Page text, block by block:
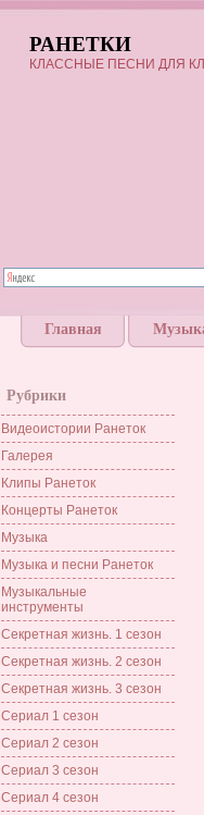
РАНЕТКИ
КЛАССНЫЕ ПЕСНИ ДЛЯ
Главная
Рубрики
Видеоистории Ранеток
Галерея
Клипы Ранеток
Концерты Ранеток
Музыка
Музыка и песни Ранеток
Музыкальные
инструменты
Секретная жизнь. 1 сезон
Секретная жизнь. 2 сезон
Секретная жизнь. 3 сезон
Сериал 1 сезон
Сериал 2 сезон
Сериал 3 сезон
Сериал 4 сезон